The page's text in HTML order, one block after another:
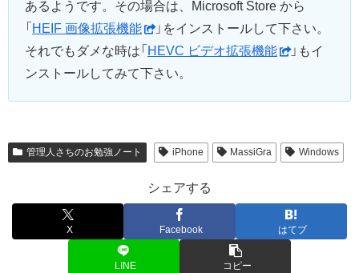
あるようです。その場合は、Microsoft Store から
「 HEIF 画像拡張機能
」をインストールして下さい。
それでもダメな時は「 HEVC ビデオ拡張機能
」もイ
ンストールしてみて下さい。
管理人さちのお勉強ノート iPhone MassiGra Windows
シェアする
X Facebook はてブ
LINE コピー